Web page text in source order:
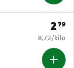
Prijs:
279
€ 8,72 per
8,72/kilo